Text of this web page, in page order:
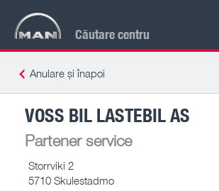
Căutare centru
Anulare și înapoi
VOSS BIL LASTEBIL AS
Partener service
Storrviki 2
5710 Skulestadmo